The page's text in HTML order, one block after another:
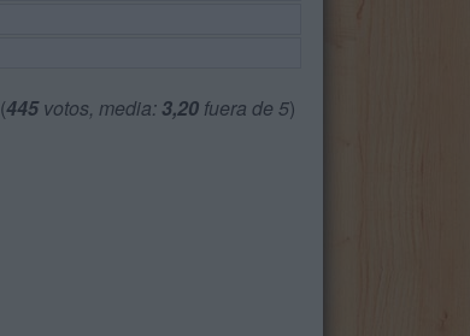
(445votos, media: 3,20 fuera de 5)